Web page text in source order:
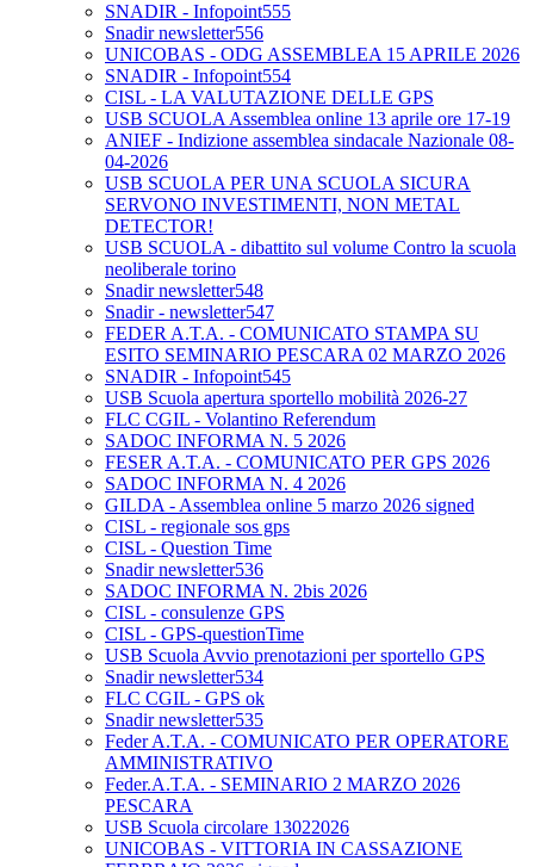
SNADIR - Infopoint555
Snadir newsletter556
UNICOBAS - ODG ASSEMBLEA 15 APRILE 2026
SNADIR - Infopoint554
CISL - LA VALUTAZIONE DELLE GPS
USB SCUOLA Assemblea online 13 aprile ore 17-19
ANIEF - Indizione assemblea sindacale Nazionale 08-
04-2026
USB SCUOLA PER UNA SCUOLA SICURA
SERVONO INVESTIMENTI, NON METAL
DETECTOR!
USB SCUOLA - dibattito sul volume Contro la scuola
neoliberale torino
Snadir newsletter548
Snadir - newsletter547
FEDER A.T.A. - COMUNICATO STAMPA SU
ESITO SEMINARIO PESCARA 02 MARZO 2026
SNADIR - Infopoint545
USB Scuola apertura sportello mobilità 2026-27
FLC CGIL - Volantino Referendum
SADOC INFORMA N. 5 2026
FESER A.T.A. - COMUNICATO PER GPS 2026
SADOC INFORMA N. 4 2026
GILDA - Assemblea online 5 marzo 2026 signed
CISL - regionale sos gps
CISL - Question Time
Snadir newsletter536
SADOC INFORMA N. 2bis 2026
CISL - consulenze GPS
CISL - GPS-questionTime
USB Scuola Avvio prenotazioni per sportello GPS
Snadir newsletter534
FLC CGIL - GPS ok
Snadir newsletter535
Feder A.T.A. - COMUNICATO PER OPERATORE
AMMINISTRATIVO
Feder.A.T.A. - SEMINARIO 2 MARZO 2026
PESCARA
USB Scuola circolare 13022026
UNICOBAS - VITTORIA IN CASSAZIONE